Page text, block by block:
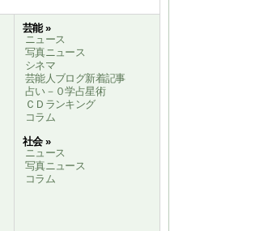
芸能 »
ニュース
写真ニュース
シネマ
芸能人ブログ新着記事
占い－０学占星術
ＣＤランキング
コラム
社会 »
ニュース
写真ニュース
コラム